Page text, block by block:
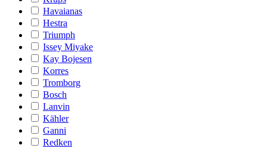
Havaianas
Hestra
Triumph
Issey Miyake
Kay Bojesen
Korres
Tromborg
Bosch
Lanvin
Kähler
Ganni
Redken